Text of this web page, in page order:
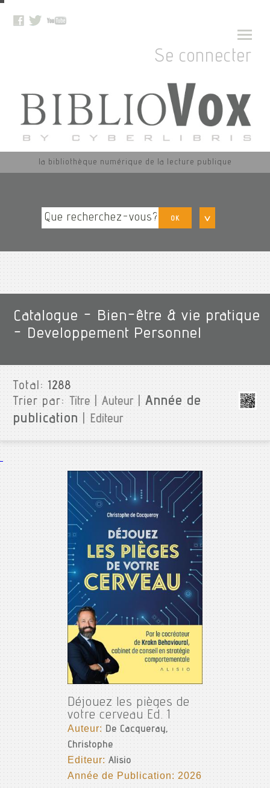
Se connecter
la bibliothèque numérique de la lecture publique
OK
Catalogue - Bien-être & vie pratique
- Developpement Personnel
Total:1288
Trier par: Titre|Auteur|Année de
publication | Editeur
Déjouez les pièges de
votre cerveau Ed. 1
Auteur:De Cacqueray,
Christophe
Editeur: Alisio
Année de Publication: 2026